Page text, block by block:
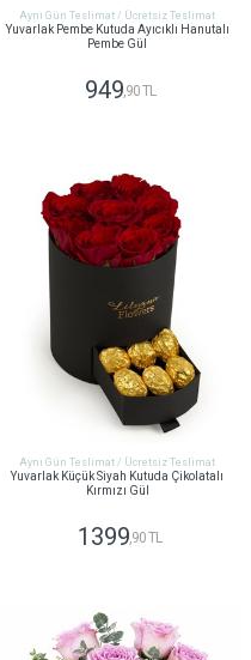
Aynı Gün Teslimat / Ücretsiz Teslimat
Yuvarlak Pembe Kutuda Ayıcıklı Hanutalı
Pembe Gül
949,90 TL
Aynı Gün Teslimat / Ücretsiz Teslimat
Yuvarlak Küçük Siyah Kutuda Çikolatalı
Kırmızı Gül
1399 ,90 TL